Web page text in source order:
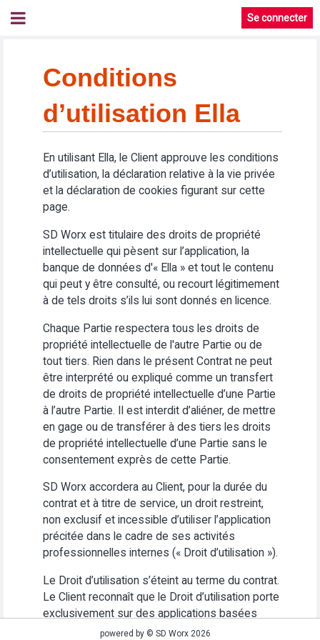
Se connecter
Conditions
d’utilisation Ella
En utilisant Ella, le Client approuve les conditions
d’utilisation, la déclaration relative à la vie privée
et la déclaration de cookies figurant sur cette
page.
SD Worx est titulaire des droits de propriété
intellectuelle qui pèsent sur l’application, la
banque de données d'« Ella » et tout le contenu
qui peut y être consulté, ou recourt légitimement
à de tels droits s’ils lui sont donnés en licence.
Chaque Partie respectera tous les droits de
propriété intellectuelle de l'autre Partie ou de
tout tiers. Rien dans le présent Contrat ne peut
être interprété ou expliqué comme un transfert
de droits de propriété intellectuelle d’une Partie
à l’autre Partie. Il est interdit d’aliéner, de mettre
en gage ou de transférer à des tiers les droits
de propriété intellectuelle d’une Partie sans le
consentement exprès de cette Partie.
SD Worx accordera au Client, pour la durée du
contrat et à titre de service, un droit restreint,
non exclusif et incessible d’utiliser l’application
précitée dans le cadre de ses activités
professionnelles internes (« Droit d’utilisation »).
Le Droit d’utilisation s’éteint au terme du contrat.
Le Client reconnaît que le Droit d’utilisation porte
exclusivement sur des applications basées
Web. Le Client s’abstiendra (i) d’utiliser
powered by © SD Worx 2026